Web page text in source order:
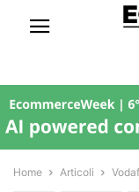
Home Articoli